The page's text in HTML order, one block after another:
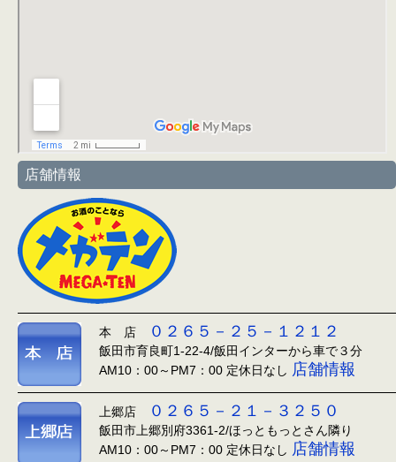
店舗情報
本 店 ０２６５－２５－１２１２
飯田市育良町1-22-4/飯田インターから車で３分
AM10：00～PM7：00 定休日なし 店舗情報
上郷店 ０２６５－２１－３２５０
飯田市上郷別府3361-2/ほっともっとさん隣り
AM10：00～PM7：00 定休日なし 店舗情報